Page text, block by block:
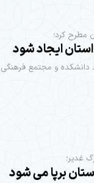
مطرح کرد؛
ایجاد شود
دانشکده و مجتمع
غدیر؛